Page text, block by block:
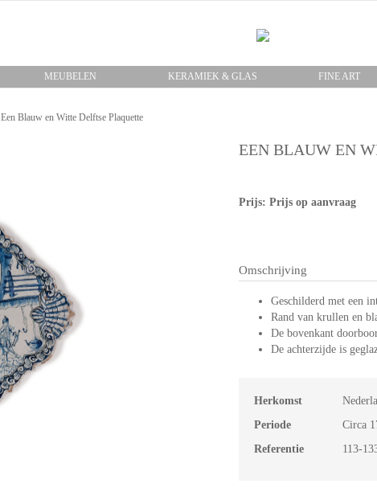
MEUBELEN KERAMIEK & GLAS FINE ART
Een Blauw en Witte Delftse Plaquette
EEN BLAUW EN
Prijs: Prijs op aanvraag
Omschrijving
Geschilderd met een
Rand van krullen en
De bovenkant
De achterzijde is
Herkomst
Periode
Circa
Referentie
113-